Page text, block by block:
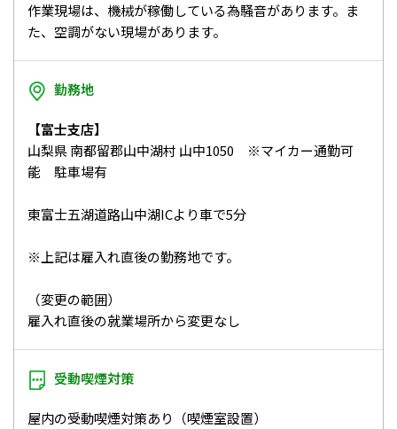
作業現場は、機械が稼働している為騒音があります。ま
た、空調がない現場があります。
勤務地
【富士支店】
山梨県 南都留郡山中湖村 山中1050 ※マイカー通勤可
能 駐車場有
東富士五湖道路山中湖ICより車で5分
※上記は雇入れ直後の勤務地です。
（変更の範囲）
雇入れ直後の就業場所から変更なし
受動喫煙対策
屋内の受動喫煙対策あり（喫煙室設置）